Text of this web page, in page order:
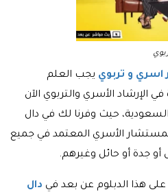
و تربوي يجب العلم
الإرشاد الأسري والتربوي الآن
حيث وفرنا لك في دال
الأسري المعتمد في جميع
جدة أو حائل وغيرهم.
هذا الدبلوم عن بعد في دال